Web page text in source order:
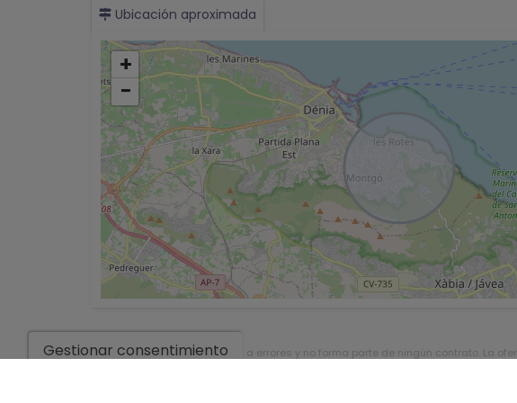
Ubicación aproximada
+
−
*Esta información está sujeta a errores y no forma parte de ningún contrato. La
Gestionar consentimiento